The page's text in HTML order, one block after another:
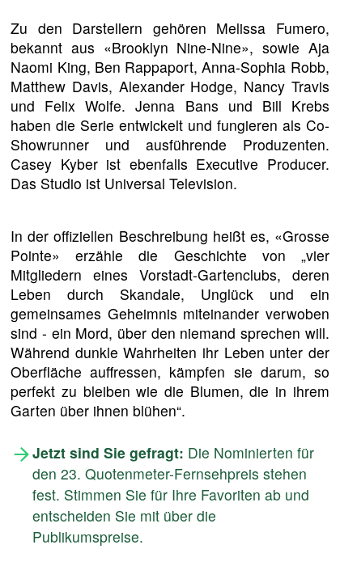
Zu den Darstellern gehören Melissa Fumero,
bekannt aus «Brooklyn Nine-Nine», sowie Aja
Naomi King, Ben Rappaport, Anna-Sophia Robb,
Matthew Davis, Alexander Hodge, Nancy Travis
und Felix Wolfe. Jenna Bans und Bill Krebs
haben die Serie entwickelt und fungieren als Co-
Showrunner und ausführende Produzenten.
Casey Kyber ist ebenfalls Executive Producer.
Das Studio ist Universal Television.
In der offiziellen Beschreibung heißt es, «Grosse
Pointe» erzähle die Geschichte von „vier
Mitgliedern eines Vorstadt-Gartenclubs, deren
Leben durch Skandale, Unglück und ein
gemeinsames Geheimnis miteinander verwoben
sind - ein Mord, über den niemand sprechen will.
Während dunkle Wahrheiten ihr Leben unter der
Oberfläche auffressen, kämpfen sie darum, so
perfekt zu bleiben wie die Blumen, die in ihrem
Garten über ihnen blühen“.
Jetzt sind Sie gefragt: Die Nominierten für
den 23. Quotenmeter-Fernsehpreis stehen
fest. Stimmen Sie für Ihre Favoriten ab und
entscheiden Sie mit über die
Publikumspreise.